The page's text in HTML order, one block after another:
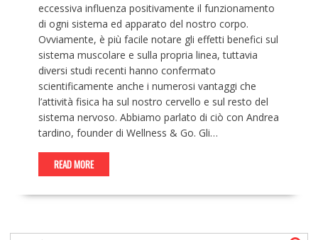
eccessiva influenza positivamente il funzionamento
di ogni sistema ed apparato del nostro corpo.
Ovviamente, è più facile notare gli effetti benefici sul
sistema muscolare e sulla propria linea, tuttavia
diversi studi recenti hanno confermato
scientificamente anche i numerosi vantaggi che
l’attività fisica ha sul nostro cervello e sul resto del
sistema nervoso. Abbiamo parlato di ciò con Andrea
tardino, founder di Wellness & Go. Gli…
READ MORE